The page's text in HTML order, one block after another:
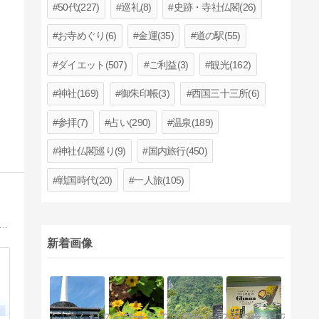
ていきます。管理人はインテリア業界で働いています。小説家になること、京都に住むこと、京都で外国の方向けの観光案内を目指してブログまとめていきます。
50代(227) 巡礼(8) 史跡・寺社仏閣(26)
お寺めぐり(6) 金運(35) 道の駅(55)
ダイエット(507) ご利益(3) 観光(162)
神社(169) 御朱印帳(3) 西国三十三所(6)
参拝(7) 占い(290) 温泉(189)
神社仏閣巡り(9) 国内旅行(450)
戦国時代(20) 一人旅(105)
新着画像